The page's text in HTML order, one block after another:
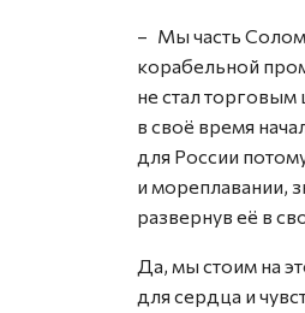
– Мы часть
корабельной
не стал
в своё время
для России
и мореплавании,
развернув её в
Да, мы стоим на
для сердца и